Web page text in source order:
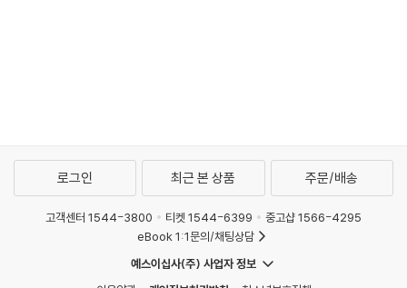
로그인 최근 본 상품 주문/배송
고객센터 1544-3800 티켓 1544-6399
중고샵 1566-4295
eBook 1:1문의/채팅상담
예스이십사(주) 사업자 정보